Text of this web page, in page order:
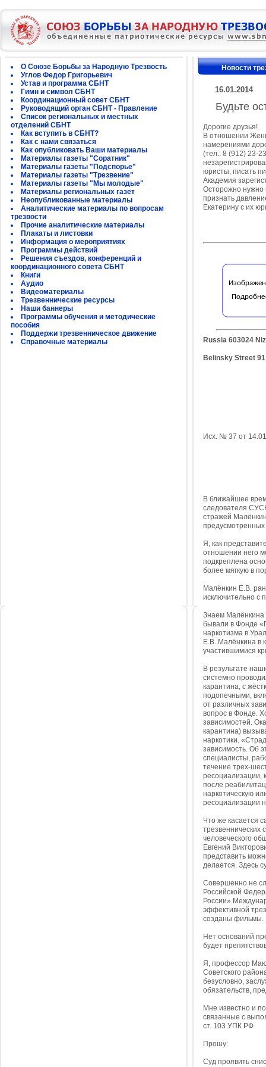
О Союзе Борьбы за Народную Трезвость
Углов Федор Григорьевич
Устав и программа СБНТ
Гимн и символ СБНТ
Координационный совет СБНТ
Руководящий орган СБНТ - Правление
Список региональных и местных
отделений СБНТ
Как вступить в СБНТ?
Как с нами связаться
Как опубликовать Ваши материалы
Материалы газеты "Соратник"
Материалы газеты "Подспорье"
Материалы газеты "Трезвение"
Материалы газеты "Мы молодые"
Материалы региональных газет
Неопубликованные материалы
Аналитические материалы по вопросам
трезвости
Прочие аналитические материалы
Плакаты и листовки
Информация о мероприятиях
Программы действий
Решения съездов, конференций и
координационного совета СБНТ
Книги
Аудио
Видеоматериалы
Трезвеннические ресурсы
Наши баннеры
Программы обучения и методические
пособия
Поддержи трезвенническое движение
Справочные материалы
Новости
16.01.2014
Будьте
Дорогие друзья!
В отношении
намерениями
(тел.: 8 (912) 23-
юристы, писать
Академия
Осторожно нужно
признать
Екатерину с их
Russia 603024
Belinsky Street
Исх. № 37 от
В ближайшее
следователя
стражей
предусмотренных
Я, как
отношении него
подкреплена
более мягкую в
Малёнкин Е.В.
исключительно с
Знаем Малёнкина
бывали в Фонде
наркотизма в
Е.В. Малёнкина в
участившимися
В результате
системно
карантина, с
подопечными,
от различных
вопрос в Фонде.
зависимостей.
карантина)
наркотики.
зависимость. Об
специалисты,
течение трех-
ресоциализации,
после
наркотическую
ресоциализации
Что же касается
трезвеннических
человеческого
Евгений
представить
делается. Здесь
Совершенно не
Российской
России»
эффективной
созданы фильмы.
Нет оснований
будет
Я, профессор
Советского
безусловно,
обязательств,
Мне известно и
связанные с
ст. 103 УПК РФ
Прошу:
Суд проявить